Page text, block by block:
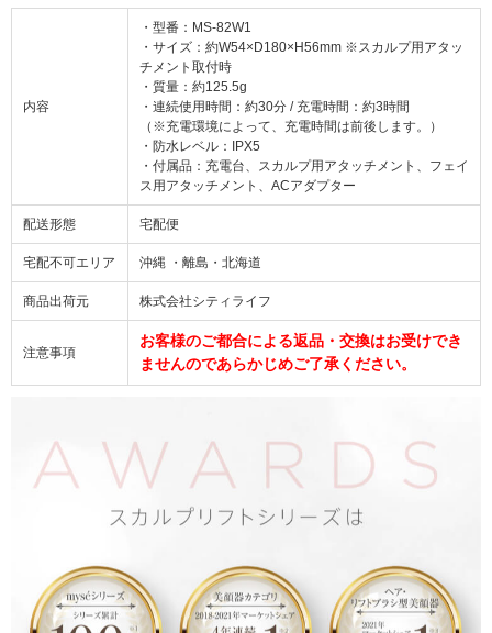
内容
・型番：MS-82W1
・サイズ：約W54×D180×H56mm ※スカルプ用アタッ
チメント取付時
・質量：約125.5g
・連続使用時間：約30分 / 充電時間：約3時間
（※充電環境によって、充電時間は前後します。）
・防水レベル：IPX5
・付属品：充電台、スカルプ用アタッチメント、フェイ
ス用アタッチメント、ACアダプター
配送形態 宅配便
宅配不可エリア 沖縄 ・離島・北海道
商品出荷元 株式会社シティライフ
注意事項
お客様のご都合による返品・交換はお受けでき
ませんのであらかじめご了承ください。